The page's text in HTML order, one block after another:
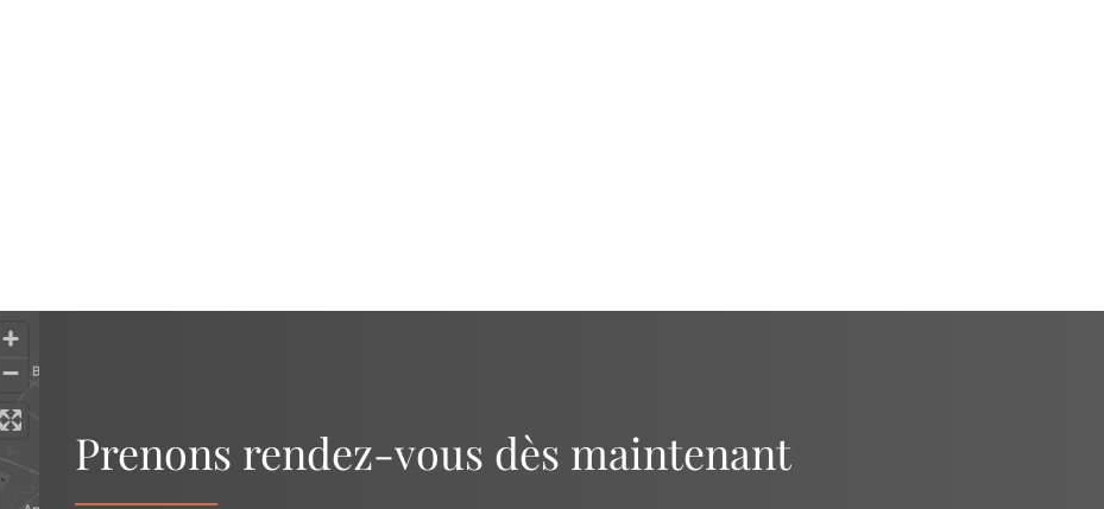
Prenons rendez-vous dès maintenant